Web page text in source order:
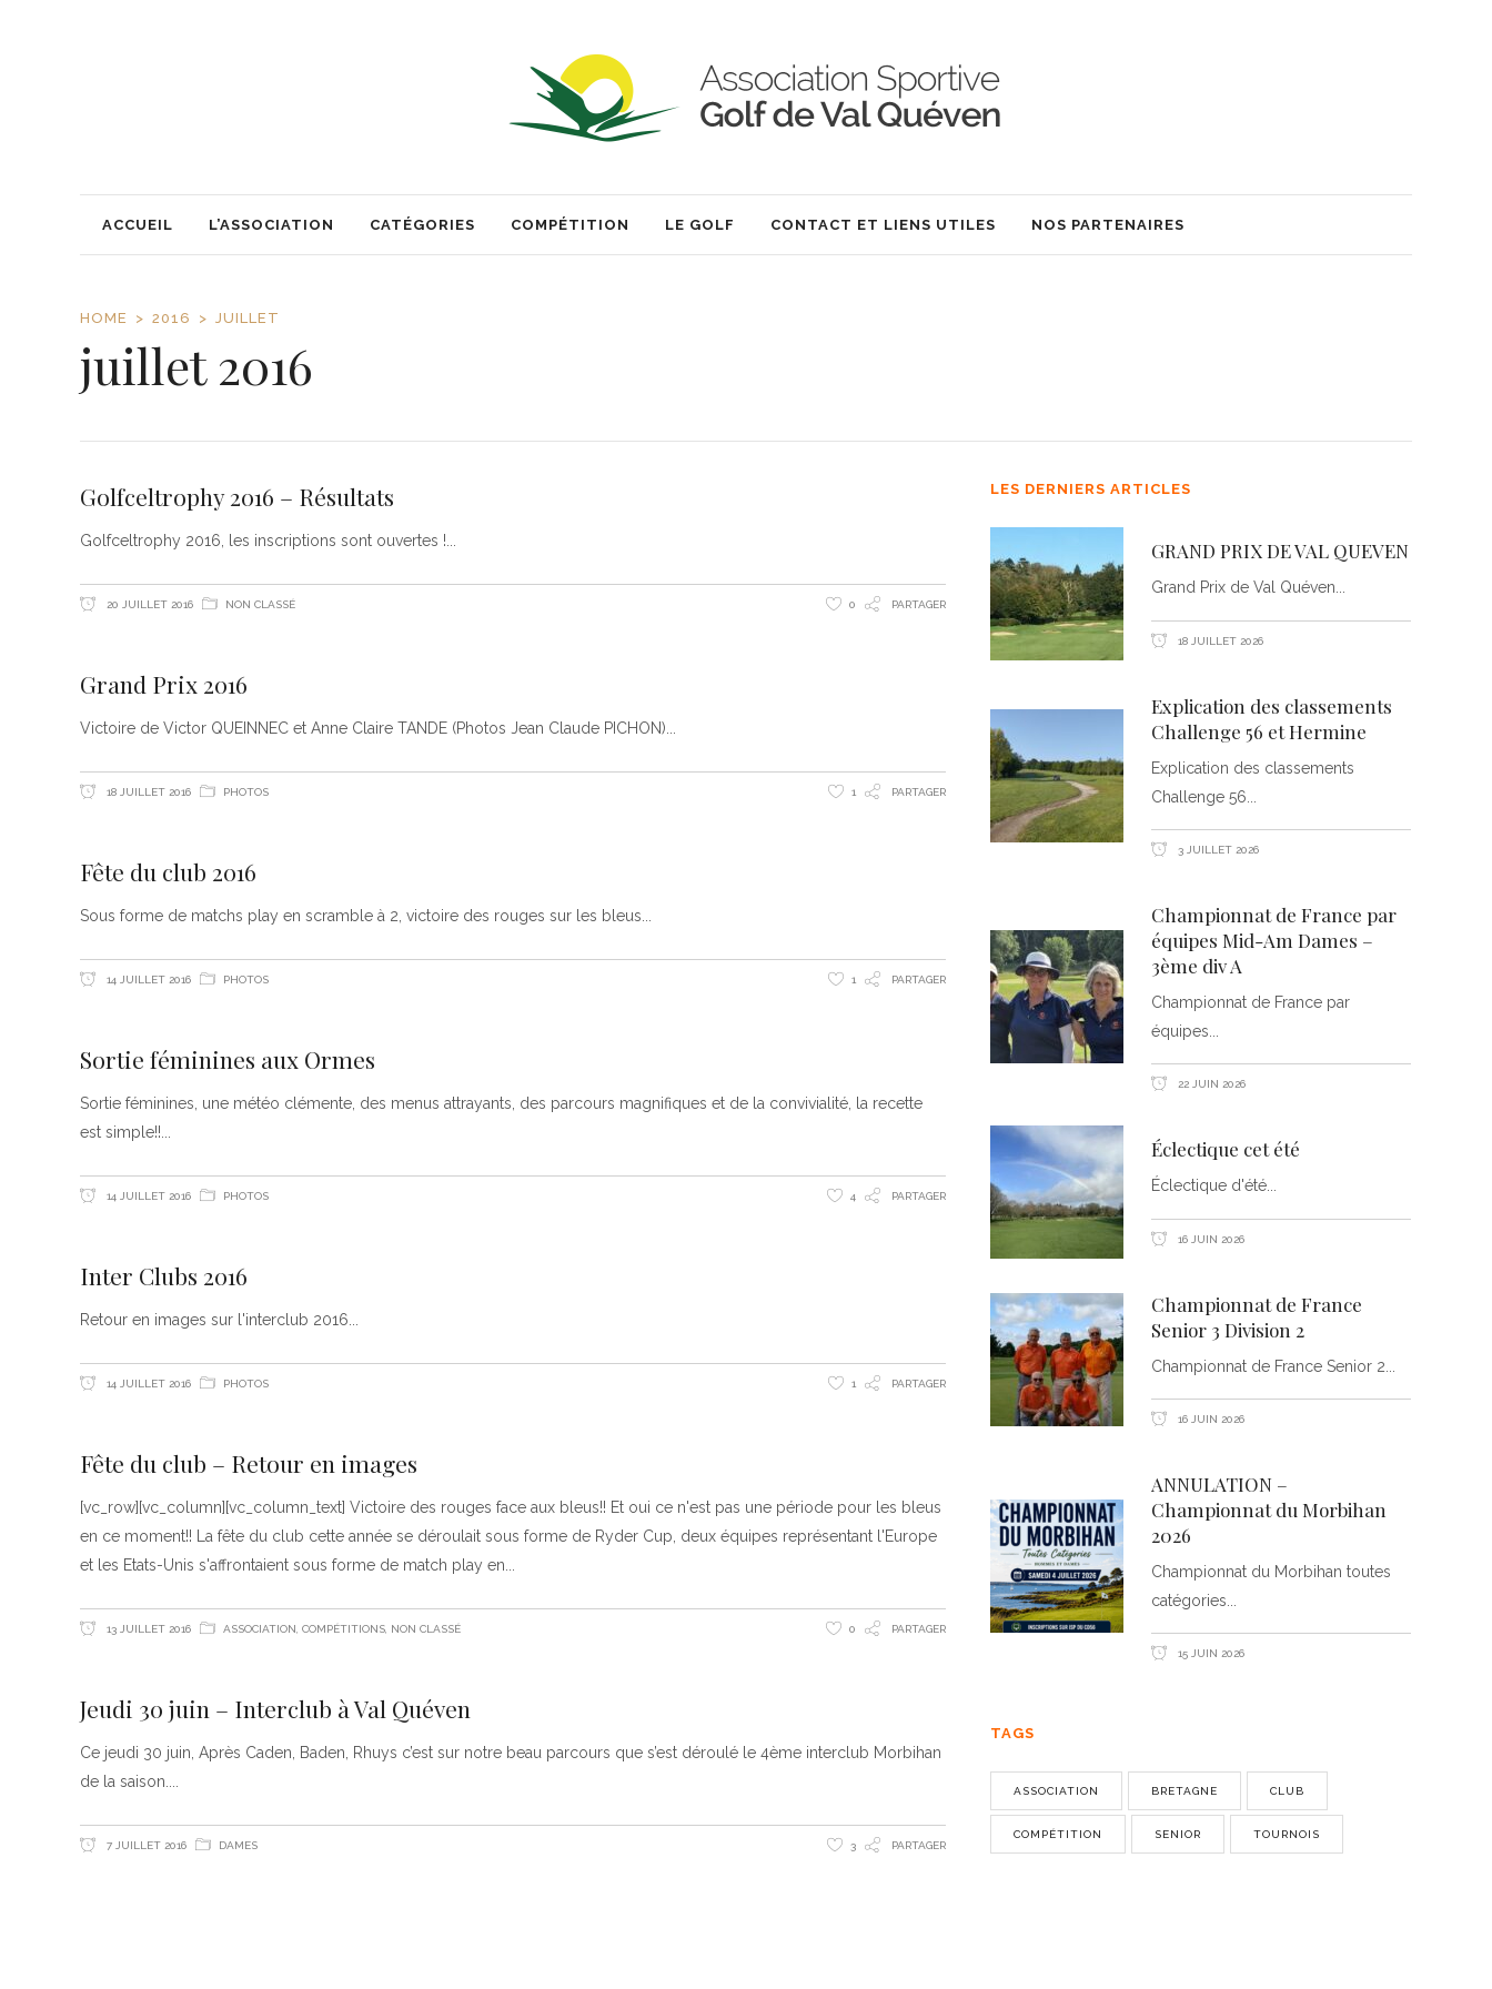
ACCUEIL L’ASSOCIATION CATÉGORIES COMPÉTITION LE GOLF CONTACT ET LIENS UTILES NOS PARTENAIRES
HOME 2016 JUILLET
juillet 2016
Golfceltrophy 2016 – Résultats
Golfceltrophy 2016, les inscriptions sont ouvertes !
20 JUILLET 2016 NON CLASSÉ 0 PARTAGER
Grand Prix 2016
Victoire de Victor QUEINNEC et Anne Claire TANDE (Photos Jean Claude PICHON)
18 JUILLET 2016 PHOTOS 1 PARTAGER
Fête du club 2016
Sous forme de matchs play en scramble à 2, victoire des rouges sur les bleus
14 JUILLET 2016 PHOTOS 1 PARTAGER
Sortie féminines aux Ormes
Sortie féminines, une météo clémente, des menus attrayants, des parcours magnifiques et de la convivialité, la recette
est simple!!
14 JUILLET 2016 PHOTOS 4 PARTAGER
Inter Clubs 2016
Retour en images sur l'interclub 2016
14 JUILLET 2016 PHOTOS 1 PARTAGER
Fête du club – Retour en images
[vc_row][vc_column][vc_column_text] Victoire des rouges face aux bleus!! Et oui ce n'est pas une période pour les bleus
en ce moment!! La fête du club cette année se déroulait sous forme de Ryder Cup, deux équipes représentant l'Europe
et les Etats-Unis s'affrontaient sous forme de match play en
13 JUILLET 2016 ASSOCIATION COMPÉTITIONS NON CLASSÉ 0 PARTAGER
Jeudi 30 juin – Interclub à Val Quéven
Ce jeudi 30 juin, Après Caden, Baden, Rhuys c’est sur notre beau parcours que s’est déroulé le 4ème interclub Morbihan
de la saison.
7 JUILLET 2016 DAMES 3 PARTAGER
LES DERNIERS ARTICLES
GRAND PRIX DE VAL QUEVEN
Grand Prix de Val Quéven
18 JUILLET 2026
Explication des classements
Challenge 56 et Hermine
Explication des classements
Challenge 56
3 JUILLET 2026
Championnat de France par
équipes Mid-Am Dames –
3ème div A
Championnat de France par
équipes
22 JUIN 2026
Éclectique cet été
Éclectique d'été
16 JUIN 2026
Championnat de France
Senior 3 Division 2
Championnat de France Senior 2
16 JUIN 2026
ANNULATION –
Championnat du Morbihan
2026
Championnat du Morbihan toutes
catégories
15 JUIN 2026
TAGS
ASSOCIATION BRETAGNE CLUB
COMPÉTITION SENIOR TOURNOIS